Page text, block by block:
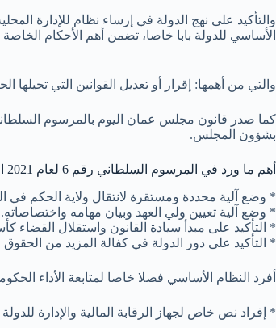
والتأكيد على نهج الدولة في إرساء نظام للإدارة
الأساسي للدولة بابا خاصا، تضمن أهم الأحكام
والتي من أهمها: إقرار أو تعديل القوانين التي
بشؤون المجلس.
أهم ما ورد في المرسوم السلطاني رقم 6 لعام 2021 القاضي بإصدار نظام أساسي جديد للدولة:
* وضع آلية محددة ومستقرة لانتقال ولاية الحكم في
* وضع آلية تعيين ولي العهد وبيان مهامه واختصاصاته.
* التأكيد على مبدأ سيادة القانون واستقلال القضاء
* التأكيد على دور الدولة في كفالة المزيد من
أفرد النظام الأساسي فصلا خاصا لمتابعة الأداء
* إفراد نص خاص لجهاز الرقابة المالية والإدارة